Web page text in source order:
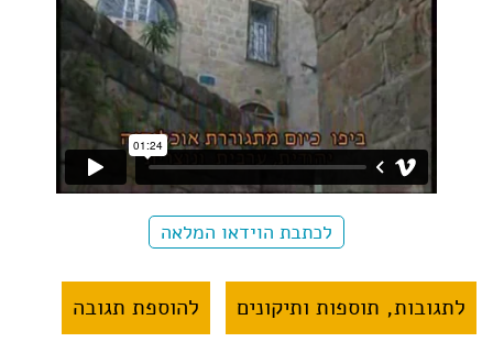
לכתבת הוידאו המלאה
לתגובות, תוספות ותיקונים להוספת תגובה